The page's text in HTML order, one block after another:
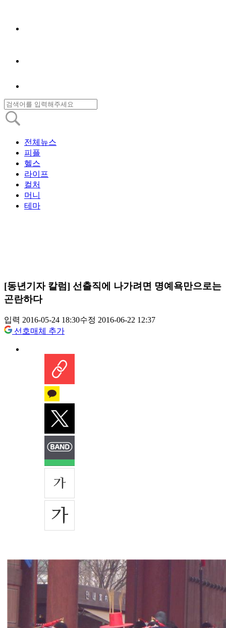
전체뉴스
피플
헬스
라이프
컬처
머니
테마
[동년기자 칼럼] 선출직에 나가려면 명예욕만으로는
곤란하다
입력 2016-05-24 18:30수정 2016-06-22 12:37
선호매체 추가